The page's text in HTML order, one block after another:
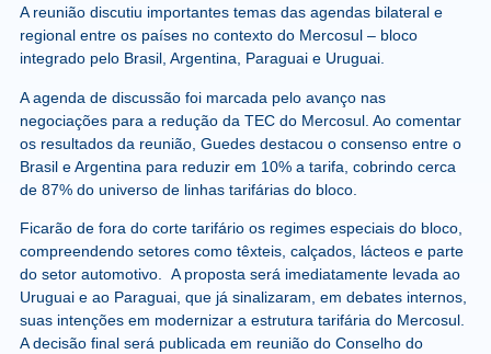
A reunião discutiu importantes temas das agendas bilateral e
regional entre os países no contexto do Mercosul – bloco
integrado pelo Brasil, Argentina, Paraguai e Uruguai.
A agenda de discussão foi marcada pelo avanço nas
negociações para a redução da TEC do Mercosul. Ao comentar
os resultados da reunião, Guedes destacou o consenso entre o
Brasil e Argentina para reduzir em 10% a tarifa, cobrindo cerca
de 87% do universo de linhas tarifárias do bloco.
Ficarão de fora do corte tarifário os regimes especiais do bloco,
compreendendo setores como têxteis, calçados, lácteos e parte
do setor automotivo. A proposta será imediatamente levada ao
Uruguai e ao Paraguai, que já sinalizaram, em debates internos,
suas intenções em modernizar a estrutura tarifária do Mercosul.
A decisão final será publicada em reunião do Conselho do